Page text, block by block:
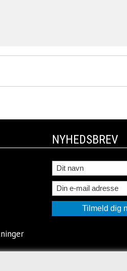
NYHEDSBREV